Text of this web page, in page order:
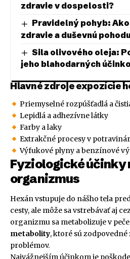
zdravie v dospelosti?
Pravidelný pohyb:
zdravie a duševnú
Sila olivového oleja:
jeho blahodarných
Hlavné zdroje expozície
Priemyselné rozpúšťadlá a
Lepidlá a adhezívne látky
Farby a laky
Extrakčné procesy v
Výfukové plyny a benzínové
Fyziologické účinky
organizmus
Hexán vstupuje do nášho tela
cesty, ale môže sa vstrebávať aj
organizmu sa metabolizuje v
metabolity, ktoré sú
problémov.
Najvážnejším účinkom je